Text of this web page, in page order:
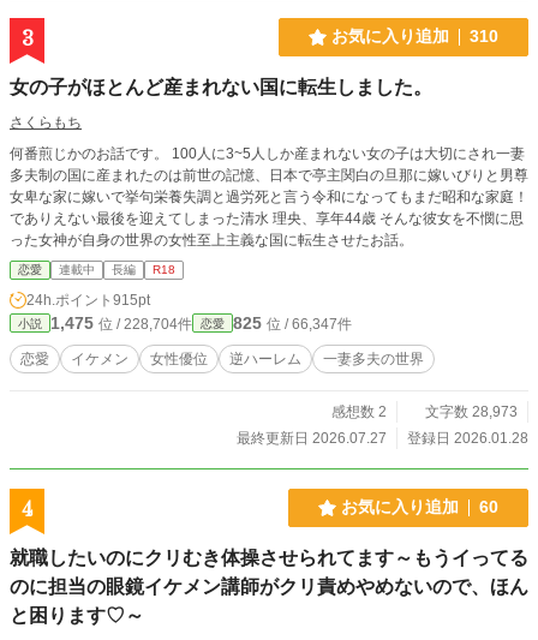
3 お気に入り追加 310
女の子がほとんど産まれない国に転生しました。
さくらもち
何番煎じかのお話です。 100人に3~5人しか産まれない女の子は大切にされ一妻
多夫制の国に産まれたのは前世の記憶、日本で亭主関白の旦那に嫁いびりと男尊
女卑な家に嫁いで挙句栄養失調と過労死と言う令和になってもまだ昭和な家庭！
でありえない最後を迎えてしまった清水 理央、享年44歳 そんな彼女を不憫に思
った女神が自身の世界の女性至上主義な国に転生させたお話。
恋愛 連載中 長編 R18
24h.ポイント 915pt
小説 1,475 位 / 228,704件 恋愛 825 位 / 66,347件
恋愛 イケメン 女性優位 逆ハーレム 一妻多夫の世界
感想数 2
文字数 28,973
最終更新日 2026.07.27
登録日 2026.01.28
4 お気に入り追加 60
就職したいのにクリむき体操させられてます～もうイってる
のに担当の眼鏡イケメン講師がクリ責めやめないので、ほん
と困ります♡～